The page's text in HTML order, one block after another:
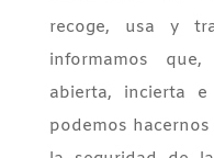
recoge, usa y
informamos
abierta, incierta
podemos